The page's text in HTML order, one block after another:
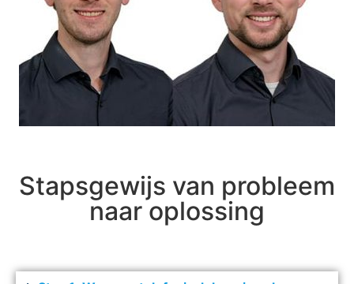
Stapsgewijs van probleem
naar oplossing